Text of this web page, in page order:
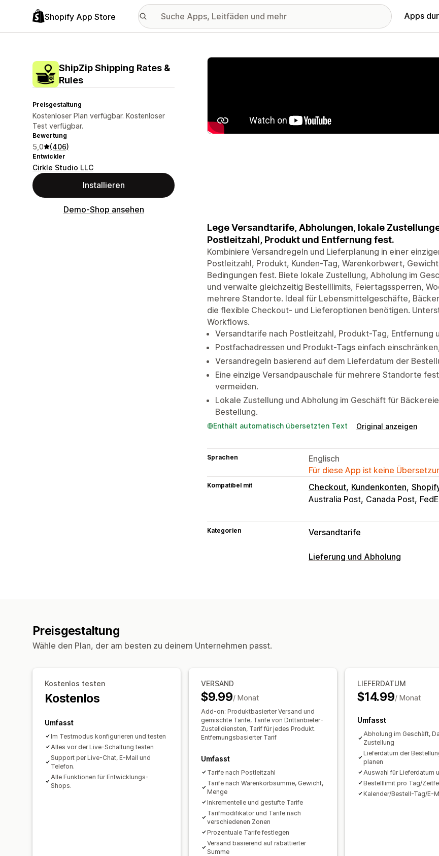
Shopify App Store Apps
ShipZip Shipping Rates &
Rules
Preisgestaltung
Kostenloser Plan verfügbar. Kostenloser
Test verfügbar.
Bewertung
5,0 (406)
Entwickler
Cirkle Studio LLC
Installieren
Demo-Shop ansehen
Vorgestellte Bildergalerie
Lege Versandtarife, Abholungen, lokale
Postleitzahl, Produkt und Entfernung fest.
Kombiniere Versandregeln und Lieferplanung in einer
Postleitzahl, Produkt, Kunden-Tag, Warenkorbwert,
Bedingungen fest. Biete lokale Zustellung, Abholung im
und verwalte gleichzeitig Bestelllimits, Feiertagssperren,
mehrere Standorte. Ideal für Lebensmittelgeschäfte,
die flexible Checkout- und Lieferoptionen benötigen.
Workflows.
Versandtarife nach Postleitzahl, Produkt-Tag, Entfernung
Postfachadressen und Produkt-Tags einfach
Versandregeln basierend auf dem Lieferdatum der
Eine einzige Versandpauschale für mehrere Standorte
vermeiden.
Lokale Zustellung und Abholung im Geschäft für
Bestellung.
Enthält automatisch übersetzten Text Original anzeigen
Sprachen
Englisch
Für diese App ist keine
Kompatibel mit Checkout Kundenkonten
Australia Post Canada Post
Kategorien Versandtarife
Tarifberechnung
Lieferung und Abholung
Datumsauswahl
Tracking in Echtzeit
E-Mail-Benachrichtigungen
Preisgestaltung
Wähle den Plan, der am besten zu deinem Unternehmen passt.
Kostenlos testen
Kostenlos
Umfasst
Im Testmodus konfigurieren und testen
Alles vor der Live-Schaltung testen
Support per Live-Chat, E-Mail und
Telefon.
Alle Funktionen für Entwicklungs-
Shops.
VERSAND
$9.99/ Monat
Add-on: Produktbasierter Versand und
gemischte Tarife, Tarife von Drittanbieter-
Zustelldiensten, Tarif für jedes Produkt.
Entfernungsbasierter Tarif
Umfasst
Tarife nach Postleitzahl
Tarife nach Warenkorbsumme, Gewicht,
Menge
Inkrementelle und gestufte Tarife
Tarifmodifikator und Tarife nach
verschiedenen Zonen
Prozentuale Tarife festlegen
Versand basierend auf rabattierter
Summe
LIEFERDATUM
$14.99/ Monat
Umfasst
Abholung im Geschäft,
Zustellung
Lieferdatum der
planen
Auswahl für Lieferdatum
Bestelllimit pro Tag/
Kalender/Bestell-Tag/E-